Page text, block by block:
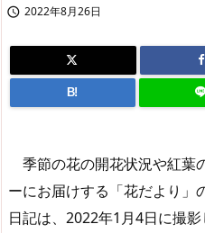
 2022年8月26日
B!
季節の花の開花状況や紅葉
ーにお届けする「花だより」
日記は、2022年1月4日に撮